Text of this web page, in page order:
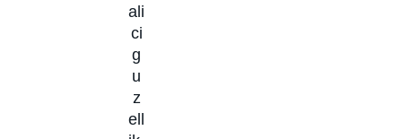
ali
ci
g
u
z
ell